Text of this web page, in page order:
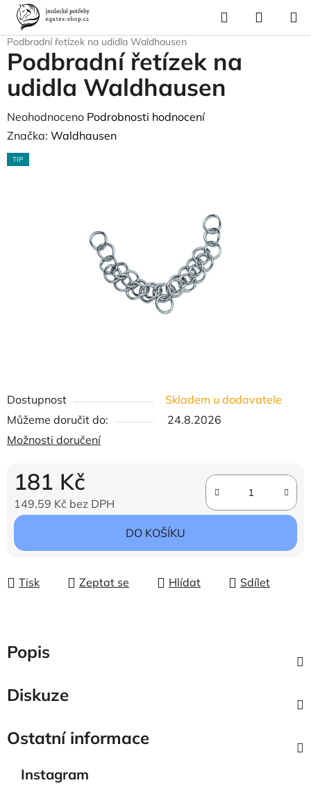
Přejít
obsah
Hledat
KOŠÍK
Domů
Pro koně
Podbradní řetízek na udidla Waldhausen
Dostupnost
Skladem u dodavatele
Můžeme doručit do:
24.8.2026
Možnosti doručení
181 Kč
149,59 Kč bez DPH
Měrná cena:
DO KOŠÍKU
Tisk Zeptat se Hlídat Sdílet
Podbradní řetízek na
udidla Waldhausen
Průměrné
hodnocení
produktu
Neohodnoceno Podrobnosti hodnocení
Značka: Waldhausen
TIP
Popis
Diskuze
Ostatní informace
Instagram